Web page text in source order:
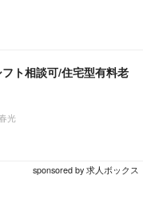
ト相談可/住宅型有料老
光
sponsored by 求人ボックス